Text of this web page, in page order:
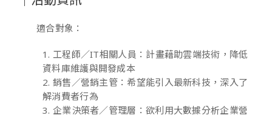
適合對象：
1. 工程師／IT相關人員：計畫藉助雲端技術，降低
資料庫維護與開發成本
2. 銷售／營銷主管：希望能引入最新科技，深入了
解消費者行為
3. 企業決策者／管理層：欲利用大數據分析企業營